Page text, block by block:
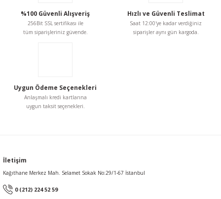
Bu ürüne benzer farklı alternatifler olmalı.
%100 Güvenli Alışveriş
256Bit SSL sertifikası ile
tüm siparişleriniz güvende.
Hızlı ve Güvenli Teslimat
Saat 12:00'ye kadar verdiğiniz
siparişler aynı gün kargoda.
Uygun Ödeme Seçenekleri
Anlaşmalı kredi kartlarına
uygun taksit seçenekleri.
İletişim
Kağıthane Merkez Mah. Selamet Sokak No:29/1-67 İstanbul
0 (212) 224 52 59